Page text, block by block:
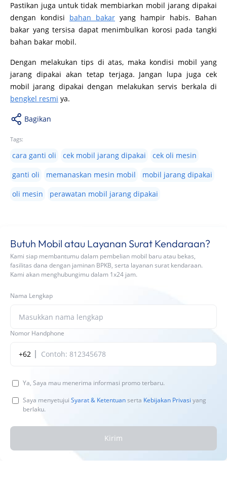
Pastikan juga untuk tidak membiarkan mobil jarang dipakai
dengan kondisi bahan bakar yang hampir habis. Bahan
bakar yang tersisa dapat menimbulkan korosi pada tangki
bahan bakar mobil.
Dengan melakukan tips di atas, maka kondisi mobil yang
jarang dipakai akan tetap terjaga. Jangan lupa juga cek
mobil jarang dipakai dengan melakukan servis berkala di
bengkel resmi ya.
Bagikan
Tags:
cara ganti oli cek mobil jarang dipakai
cek oli mesin
ganti oli
memanaskan mesin mobil
mobil jarang dipakai
oli mesin
perawatan mobil jarang dipakai
Butuh Mobil atau Layanan Surat Kendaraan?
Kami siap membantumu dalam pembelian mobil baru atau bekas,
fasilitas dana dengan jaminan BPKB, serta layanan surat kendaraan.
Kami akan menghubungimu dalam 1x24 jam.
Nama Lengkap
Nomor Handphone
+62
Ya, Saya mau menerima informasi promo terbaru.
Saya menyetujui Syarat & Ketentuanserta Kebijakan Privasi yang
berlaku.
Kirim